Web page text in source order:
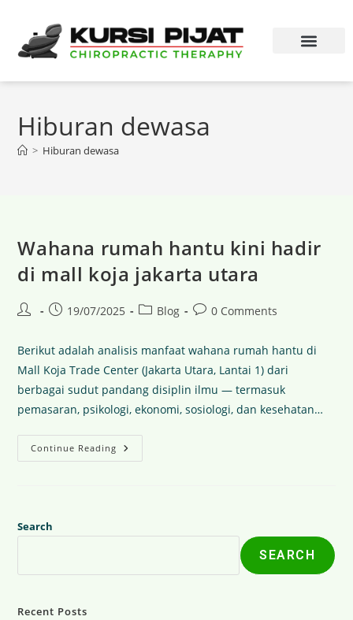
Hiburan dewasa
> Hiburan dewasa
Wahana rumah hantu kini hadir
di mall koja jakarta utara
19/07/2025 Blog 0 Comments
Berikut adalah analisis manfaat wahana rumah hantu di
Mall Koja Trade Center (Jakarta Utara, Lantai 1) dari
berbagai sudut pandang disiplin ilmu — termasuk
pemasaran, psikologi, ekonomi, sosiologi, dan kesehatan…
Continue Reading
Search
SEARCH
Recent Posts